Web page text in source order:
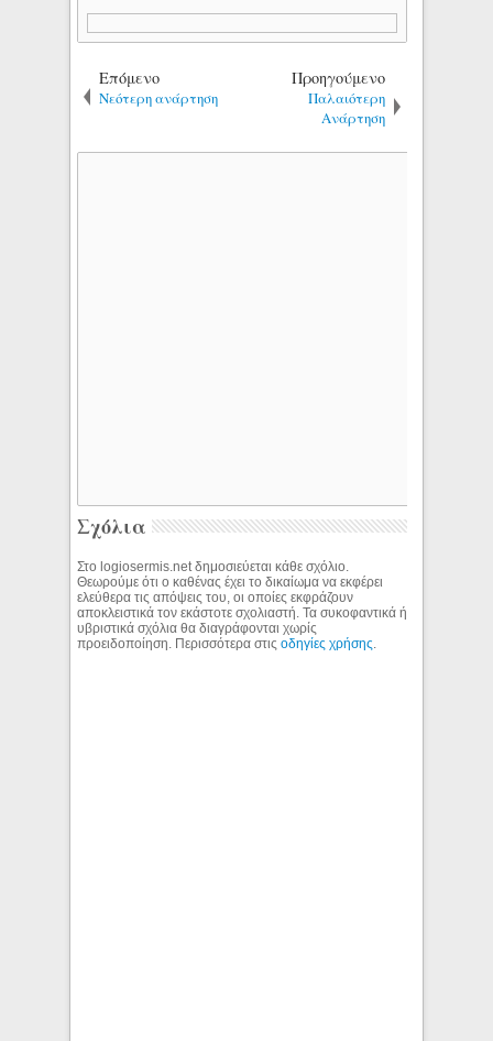
Επόμενο
Νεότερη ανάρτηση
Προηγούμενο
Παλαιότερη
Ανάρτηση
Σχόλια
Στο logiosermis.net δημοσιεύεται κάθε σχόλιο.
Θεωρούμε ότι ο καθένας έχει το δικαίωμα να εκφέρει
ελεύθερα τις απόψεις του, οι οποίες εκφράζουν
αποκλειστικά τον εκάστοτε σχολιαστή. Τα συκοφαντικά ή
υβριστικά σχόλια θα διαγράφονται χωρίς
προειδοποίηση. Περισσότερα στιςοδηγίες χρήσης.